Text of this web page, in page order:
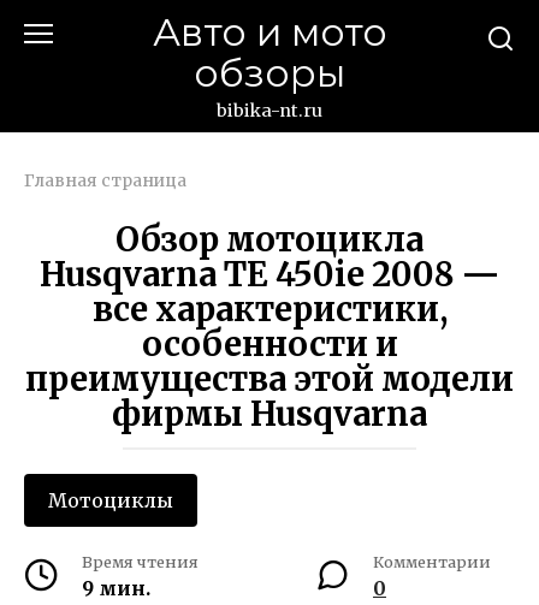
Авто и мото
обзоры
bibika-nt.ru
Главная страница
Обзор мотоцикла
Husqvarna TE 450ie 2008 —
все характеристики,
особенности и
преимущества этой модели
фирмы Husqvarna
Мотоциклы
Время чтения
9 мин.
Комментарии
0